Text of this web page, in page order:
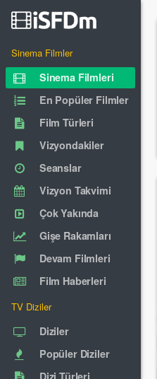
Sinema Filmler
Sinema Filmleri
En Popüler Filmler
Film Türleri
Vizyondakiler
Seanslar
Vizyon Takvimi
Çok Yakında
Gişe Rakamları
Devam Filmleri
Film Haberleri
TV Diziler
Diziler
Popüler Diziler
Dizi Türleri